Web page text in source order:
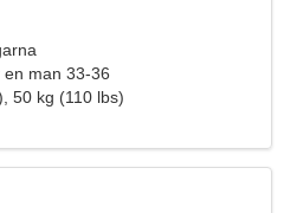
en man 33-36
50 kg (110 lbs)